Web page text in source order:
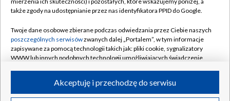
Naziemna Telewizja Cyfrowa
Rada Programowa
System NOS
Informacje o nadawcy
Program dla prasy
Pomoc
Kontakt
Kanały
©2026 Telewizja Polska S.A. w likwidacji
także zgody na udostępnianie przez nas identyfikatora PPID do Google.
Twoje dane osobowe zbierane podczas odwiedzania przez Ciebie naszych
poszczególnych serwisówzwanych dalej „Portalem”, w tym informacje
zapisywane za pomocą technologii takich jak: pliki cookie, sygnalizatory
WWW lub innych podobnych technologii umożliwiających świadczenie
ruchu w Internecie.Akceptuję i przechodzę do serwisu